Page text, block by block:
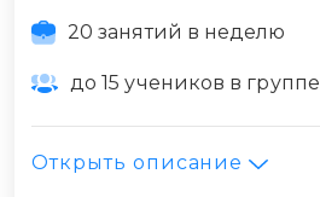
20 занятий в неделю
до 15 учеников в группе
Открыть описание